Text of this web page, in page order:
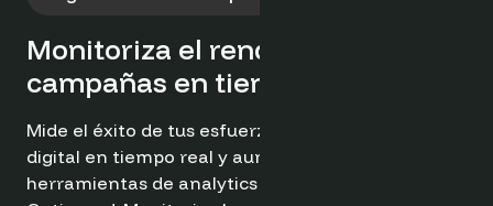
segmentos específicos de huéspedes y
maximicen las conversiones.